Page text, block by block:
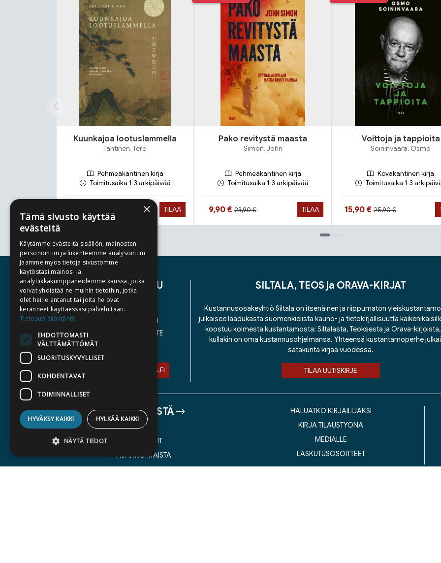
Kuunkajoa lootuslammella
Tähtinen, Tero
Pehmeäkantinen kirja
Toimitusaika 1-3 arkipäivää
TILAA
Pako revitystä maasta
Simon, John
Pehmeäkantinen kirja
Toimitusaika 1-3 arkipäivää
Hinta nyt
9,90 € Hinta aiemmin
23,90 € TILAA
Voittoja ja tappioita
Soininvaara, Osmo
Kovakantinen kirja
Toimitusaika 1-3
Hinta nyt
15,90 € Hinta aiemmin
25,90 €
Tuoteluettelon loppu
ASIAKASPALVELU
YHTEYSTIEDOT
YLEISET TOIMITUSEHDOT
SAAVUTETTAVUUSSELOSTE
TIETOSUOJASELOSTE
ASIAKASPALVELU@STORIA.FI
SILTALA, TEOS ja ORAVA-KIRJAT
Kustannusosakeyhtiö Siltala on itsenäinen ja riippumaton
julkaisee laadukasta suomenkielistä kauno- ja tietokirjallisuutta
koostuu kolmesta kustantamosta: Siltalasta, Teoksesta ja Orava-
kullakin on oma kustannusohjelmansa. Yhteensä kustantamoperhe
satakunta kirjaa vuodessa.
TILAA UUTISKIRJE
TIETOA MEISTÄ
TEKIJÄT
KATALOGIT
AJANKOHTAISTA
HALUATKO KIRJAILIJAKSI
KIRJA TILAUSTYÖNÄ
MEDIALLE
LASKUTUSOSOITTEET
×
Tämä sivusto käyttää
evästeitä
Käytämme evästeitä sisällön, mainosten
personointiin ja liikenteemme analysointiin.
Jaamme myös tietoja sivustomme
käytöstäsi mainos- ja
analytiikkakumppaneidemme kanssa, jotka
voivat yhdistää ne muihin tietoihin, jotka
olet heille antanut tai joita he ovat
keränneet käyttäessäsi palveluitaan.
Tietosuojakäytäntö
EHDOTTOMASTI
VÄLTTÄMÄTTÖMÄT
SUORITUSKYVYLLISET
KOHDENTAVAT
TOIMINNALLISET
HYVÄKSY KAIKKI HYLKÄÄ KAIKKI
NÄYTÄ TIEDOT